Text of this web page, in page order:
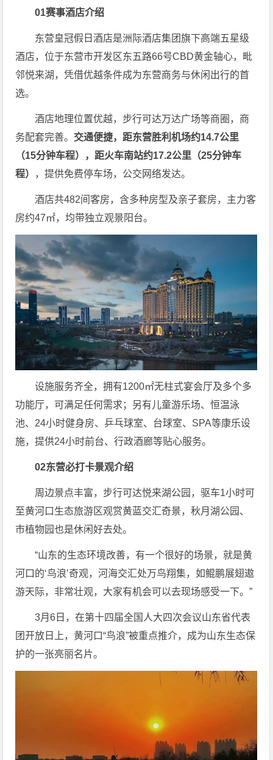
01赛事酒店介绍
东营皇冠假日酒店是洲际酒店集团旗下高端五星级
酒店，位于东营市开发区东五路66号CBD黄金轴心，毗
邻悦来湖，凭借优越条件成为东营商务与休闲出行的首
选。
酒店地理位置优越，步行可达万达广场等商圈，商
务配套完善。 交通便捷，距东营胜利机场约14.7公里
（15分钟车程），距火车南站约17.2公里（25分钟车
程） ，提供免费停车场，公交网络发达。
酒店共482间客房，含多种房型及亲子套房，主力客
房约47㎡，均带独立观景阳台。
设施服务齐全，拥有1200㎡无柱式宴会厅及多个多
功能厅，可满足任何需求；另有儿童游乐场、恒温泳
池、24小时健身房、乒乓球室、台球室、SPA等康乐设
施，提供24小时前台、行政酒廊等贴心服务。
02东营必打卡景观介绍
周边景点丰富，步行可达悦来湖公园，驱车1小时可
至黄河口生态旅游区观赏黄蓝交汇奇景，秋月湖公园、
市植物园也是休闲好去处。
“山东的生态环境改善，有一个很好的场景，就是黄
河口的‘鸟浪’奇观，河海交汇处万鸟翔集，如鲲鹏展翅遨
游天际，非常壮观，大家有机会可以去现场感受一下。”
3月6日，在第十四届全国人大四次会议山东省代表
团开放日上，黄河口“鸟浪”被重点推介，成为山东生态保
护的一张亮丽名片。